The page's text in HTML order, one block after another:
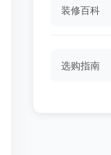
装修百科
选购指南